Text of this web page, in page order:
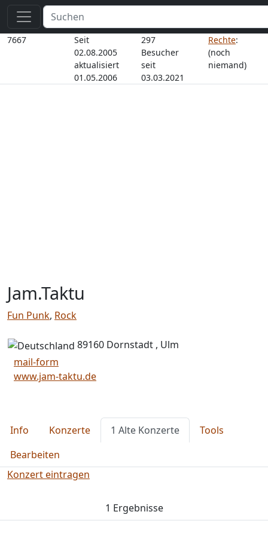
7667
Seit
02.08.2005
aktualisiert
01.05.2006
297
Besucher
seit
03.03.2021
Rechte:
(noch
niemand)
Jam.Taktu
Fun Punk, Rock
89160 Dornstadt , Ulm
mail-form
www.jam-taktu.de
Info Konzerte 1 Alte Konzerte
Tools
Bearbeiten
Konzert eintragen
1 Ergebnisse